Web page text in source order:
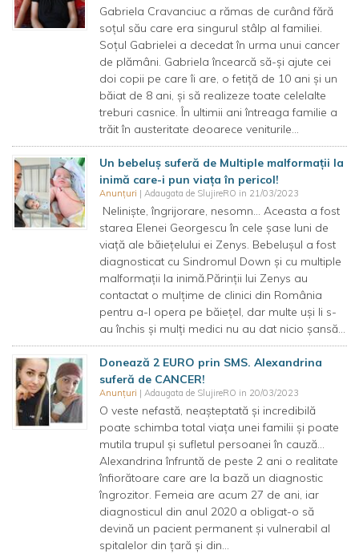
Gabriela Cravanciuc a rămas de curând fără
soțul său care era singurul stâlp al familiei.
Soțul Gabrielei a decedat în urma unui cancer
de plămâni. Gabriela încearcă să-și ajute cei
doi copii pe care îi are, o fetiță de 10 ani și un
băiat de 8 ani, și să realizeze toate celelalte
treburi casnice. În ultimii ani întreaga familie a
trăit în austeritate deoarece veniturile...
Un bebeluș suferă de Multiple malformații la
inimă care-i pun viața în pericol!
Anunțuri | Adaugata de SlujireRO in 21/03/2023
Neliniște, îngrijorare, nesomn… Aceasta a fost
starea Elenei Georgescu în cele șase luni de
viață ale băiețelului ei Zenys. Bebelușul a fost
diagnosticat cu Sindromul Down și cu multiple
malformații la inimă.Părinții lui Zenys au
contactat o mulțime de clinici din România
pentru a-l opera pe băiețel, dar multe uși li s-
au închis și mulți medici nu au dat nicio șansă...
Donează 2 EURO prin SMS. Alexandrina
suferă de CANCER!
Anunțuri | Adaugata de SlujireRO in 20/03/2023
O veste nefastă, neașteptată și incredibilă
poate schimba total viața unei familii și poate
mutila trupul și sufletul persoanei în cauză…
Alexandrina înfruntă de peste 2 ani o realitate
înfiorătoare care are la bază un diagnostic
îngrozitor. Femeia are acum 27 de ani, iar
diagnosticul din anul 2020 a obligat-o să
devină un pacient permanent și vulnerabil al
spitalelor din țară și din...